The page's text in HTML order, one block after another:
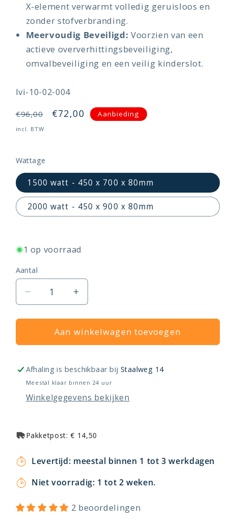
X-element verwarmt volledig geruisloos en
zonder stofverbranding.
Meervoudig Beveiligd: Voorzien van een
actieve oververhittingsbeveiliging,
omvalbeveiliging en een veilig kinderslot.
SKU:
Ivi-10-02-004
Normale
prijs
€96,00 Aanbiedingsprijs
€72,00 Aanbieding
incl. BTW
Wattage
1500 watt - 450 x 700 x 80mm
2000 watt - 450 x 900 x 80mm
1 op voorraad
Aantal
Aantal
verlagen
voor
elektrische
digital
Aantal
verhogen
voor
Ivigo
elektrische
digital
Aan winkelwagen toevoegen
Afhaling is beschikbaar bij Staalweg 14
Meestal klaar binnen 24 uur
Winkelgegevens bekijken
Pakketpost: € 14,50
Levertijd: meestal binnen 1 tot 3 werkdagen
Niet voorradig: 1 tot 2 weken.
2 beoordelingen